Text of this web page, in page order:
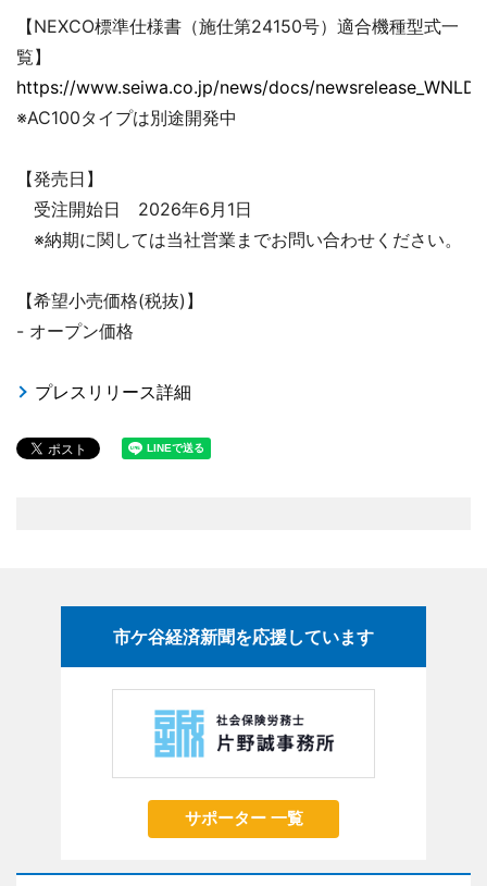
【NEXCO標準仕様書（施仕第24150号）適合機種型式一
覧】
https://www.seiwa.co.jp/news/docs/
※AC100タイプは別途開発中
【発売日】
受注開始日 2026年6月1日
※納期に関しては当社営業までお問い合わせください。
【希望小売価格(税抜)】
- オープン価格
プレスリリース詳細
市ケ谷経済新聞を応援しています
サポーター 一覧